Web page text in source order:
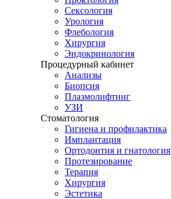
Сексология
Урология
Флебология
Хирургия
Эндокринология
Процедурный кабинет
Анализы
Биопсия
Плазмолифтинг
УЗИ
Стоматология
Гигиена и профилактика
Имплантация
Ортодонтия и гнатология
Протезирование
Терапия
Хирургия
Эстетика